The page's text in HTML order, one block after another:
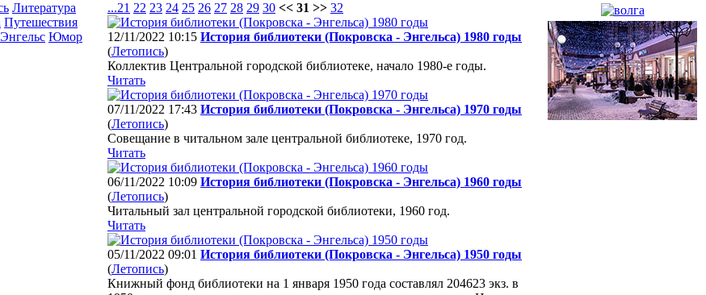
Литература
Путешествия
Энгельс Юмор
...21 22 23 24 25 26 27 28 29 30 << 31 >> 32
12/11/2022 10:15 История библиотеки (Покровска - Энгельса) 1980 годы
(Летопись)
Коллектив Центральной городской библиотеке, начало 1980-е годы.
Читать
07/11/2022 17:43 История библиотеки (Покровска - Энгельса) 1970 годы
(Летопись)
Совещание в читальном зале центральной библиотеке, 1970 год.
Читать
06/11/2022 10:09 История библиотеки (Покровска - Энгельса) 1960 годы
(Летопись)
Читальный зал центральной городской библиотеки, 1960 год.
Читать
05/11/2022 09:01 История библиотеки (Покровска - Энгельса) 1950 годы
(Летопись)
Книжный фонд библиотеки на 1 января 1950 года составлял 204623 экз. в